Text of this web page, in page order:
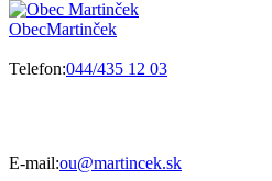
ObecMartinček
Telefon:044/435 12 03
E-mail:ou@martincek.sk